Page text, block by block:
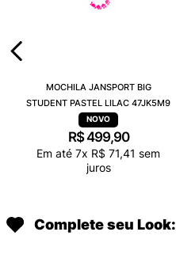
MOCHILA JANSPORT BIG
STUDENT PASTEL LILAC 47JK5M9
R$499,90
Em até 7x R$ 71,41 sem
juros
Complete seu Look: